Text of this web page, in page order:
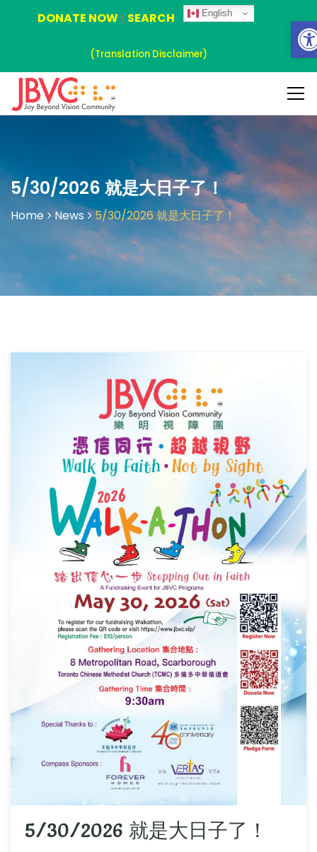
DONATE NOW| SEARCH English
(Translation Disclaimer)
5/30/2026 就是大日子了！
Home News 5/30/2026 就是大日子了！
5/30/2026 就是大日子了！